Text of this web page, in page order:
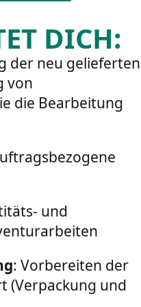
DICH:
der neu gelieferten
von
die Bearbeitung
und
: Vorbereiten der
(Verpackung und